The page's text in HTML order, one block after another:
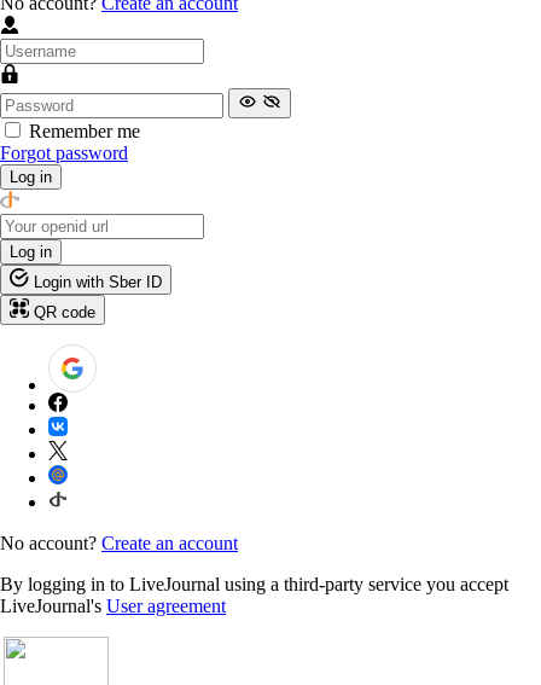
Remember me
Forgot password
Log in
Log in
Login with Sber ID
QR code
No account? Create an account
By logging in to LiveJournal using a third-party service you accept
LiveJournal's User agreement